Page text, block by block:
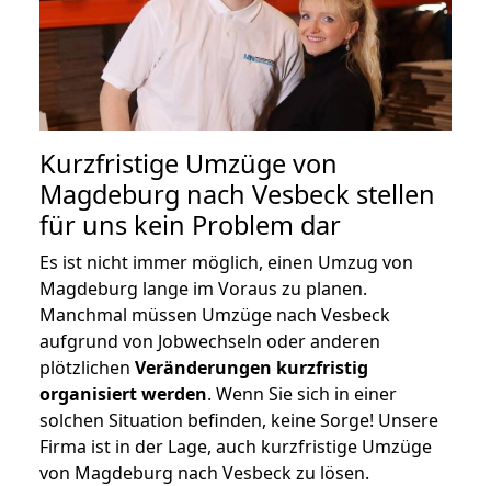
Kurzfristige Umzüge von
Magdeburg nach Vesbeck stellen
für uns kein Problem dar
Es ist nicht immer möglich, einen Umzug von
Magdeburg lange im Voraus zu planen.
Manchmal müssen Umzüge nach Vesbeck
aufgrund von Jobwechseln oder anderen
plötzlichen Veränderungen kurzfristig
organisiert werden. Wenn Sie sich in einer
solchen Situation befinden, keine Sorge! Unsere
Firma ist in der Lage, auch kurzfristige Umzüge
von Magdeburg nach Vesbeck zu lösen.